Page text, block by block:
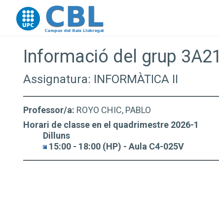
Go to upc.edu
Informació del grup 3A21
Assignatura: INFORMÀTICA II
Professor/a: ROYO CHIC, PABLO
Horari de classe en el quadrimestre 2026-1
Dilluns
15:00 - 18:00 (HP) - Aula C4-025V